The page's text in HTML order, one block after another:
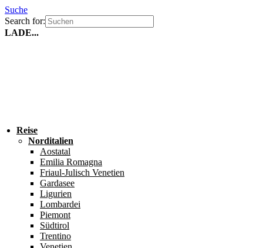
Suche
Search for:
LADE...
Reise
Norditalien
Aostatal
Emilia Romagna
Friaul-Julisch Venetien
Gardasee
Ligurien
Lombardei
Piemont
Südtirol
Trentino